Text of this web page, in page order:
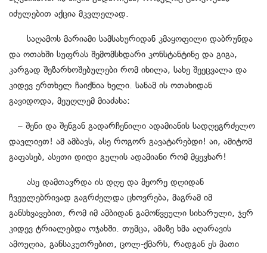
იძულებით აქცია მკვლელად.
საღამოს მარიამი სამსახურიდან კმაყოფილი დაბრუნდა
და ოთახში სუფრას შემომსხდარი კონსტანტინე და გიგა,
კარგად შეზარხოშებულები რომ იხილა, სახე შეეცვალა და
კიდევ ერთხელ ჩაიქნია ხელი. სანამ ის ოთახიდან
გავიდოდა, მეუღლემ მიაძახა:
– შენი და შენგან გადარჩენილი ადამიანის სადღეგრძელო
დავლიეთ! ამ ამბავს, ასე როგორ გავატარებდი! აი, ამიტომ
გაფასებ, ასეთი დიდი გულის ადამიანი რომ მყევხარ!
ასე დამთავრდა ის დღე და მეორე დღიდან
ჩვეულებრივად გაგრძელდა ცხოვრება, მაგრამ იმ
განსხვავებით, რომ იმ ამბიდან გამოწვეული სიხარული, ჯერ
კიდევ ტრიალებდა ოჯახში. თუმცა, ამაზე ხმა აღარავის
ამოუღია, განსაკუთრებით, ცოლ-ქმარს, რადგან ეს მათი